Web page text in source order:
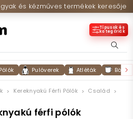
és kézműves termékek keresője
Típusok és
kategóriák
Pólók Pulóverek Atléták
Kereknyakú Férfi Pólók
Család
férfi pólók